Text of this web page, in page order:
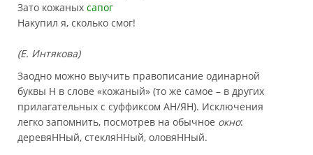
Зато кожаных сапог
Накупил я, сколько смог!
(Е. Интякова)
Заодно можно выучить правописание одинарной
буквы Н в слове «кожаный» (то же самое – в других
прилагательных с суффиксом АН/ЯН). Исключения
легко запомнить, посмотрев на обычное окно:
деревяННый, стекляННый, оловяННый.